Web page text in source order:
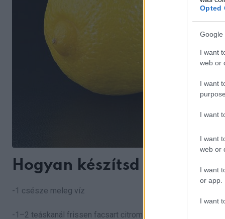
Opted
Google
I want
web or
I want
I want
I want
web or
I want
or app.
I want
Hogyan készítsd el?
-1 csésze meleg víz
-1–2 teáskanál frissen facsart citromlé